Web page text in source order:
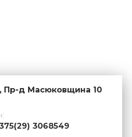
Пр-д Масюковщина 10
3068549